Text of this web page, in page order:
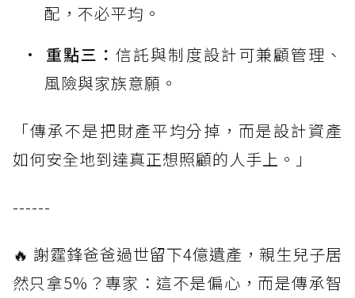
配，不必平均。
重點三：信託與制度設計可兼顧管理、
風險與家族意願。
「傳承不是把財產平均分掉，而是設計資產
如何安全地到達真正想照顧的人手上。」
------
🔥 謝霆鋒爸爸過世留下4億遺產，親生兒子居
然只拿5%？專家：這不是偏心，而是傳承智